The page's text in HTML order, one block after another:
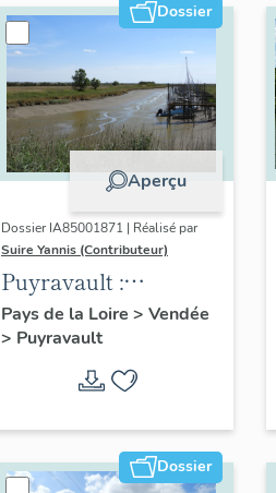
Dossier
Aperçu
Dossier IA85001871 | Réalisé par
Suire Yannis (Contributeur)
Puyravault :
présentation de la
commune
Pays de la Loire > Vendée
> Puyravault
Dossier